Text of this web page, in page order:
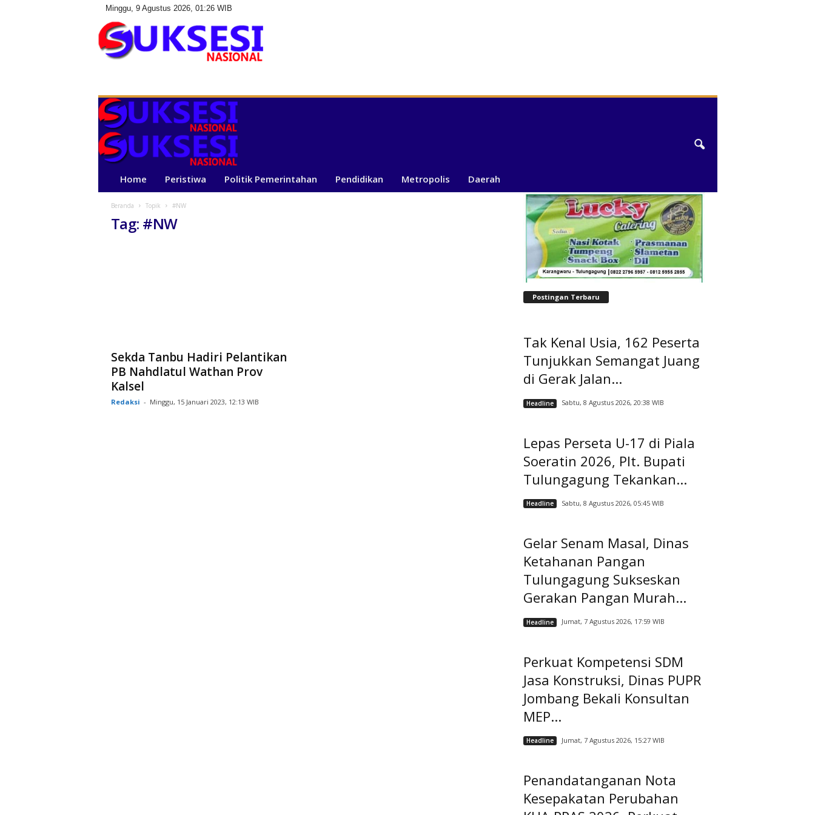
Minggu, 9 Agustus 2026, 01:26 WIB
s
e
i
N
i
Home Peristiwa Politik Pemerintahan Pendidikan Metropolis Daerah
Beranda Topik #NW
Tag: #NW
Sekda Tanbu Hadiri Pelantikan
PB Nahdlatul Wathan Prov
Kalsel
Redaksi - Minggu, 15 Januari 2023, 12:13 WIB
Postingan Terbaru
Tak Kenal Usia, 162 Peserta
Tunjukkan Semangat Juang
di Gerak Jalan...
Headline Sabtu, 8 Agustus 2026, 20:38 WIB
Lepas Perseta U-17 di Piala
Soeratin 2026, Plt. Bupati
Tulungagung Tekankan...
Headline Sabtu, 8 Agustus 2026, 05:45 WIB
Gelar Senam Masal, Dinas
Ketahanan Pangan
Tulungagung Sukseskan
Gerakan Pangan Murah...
Headline Jumat, 7 Agustus 2026, 17:59 WIB
Perkuat Kompetensi SDM
Jasa Konstruksi, Dinas PUPR
Jombang Bekali Konsultan
MEP...
Headline Jumat, 7 Agustus 2026, 15:27 WIB
Penandatanganan Nota
Kesepakatan Perubahan